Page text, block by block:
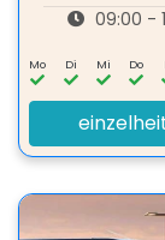
09:00 -
Mo Di Mi Do